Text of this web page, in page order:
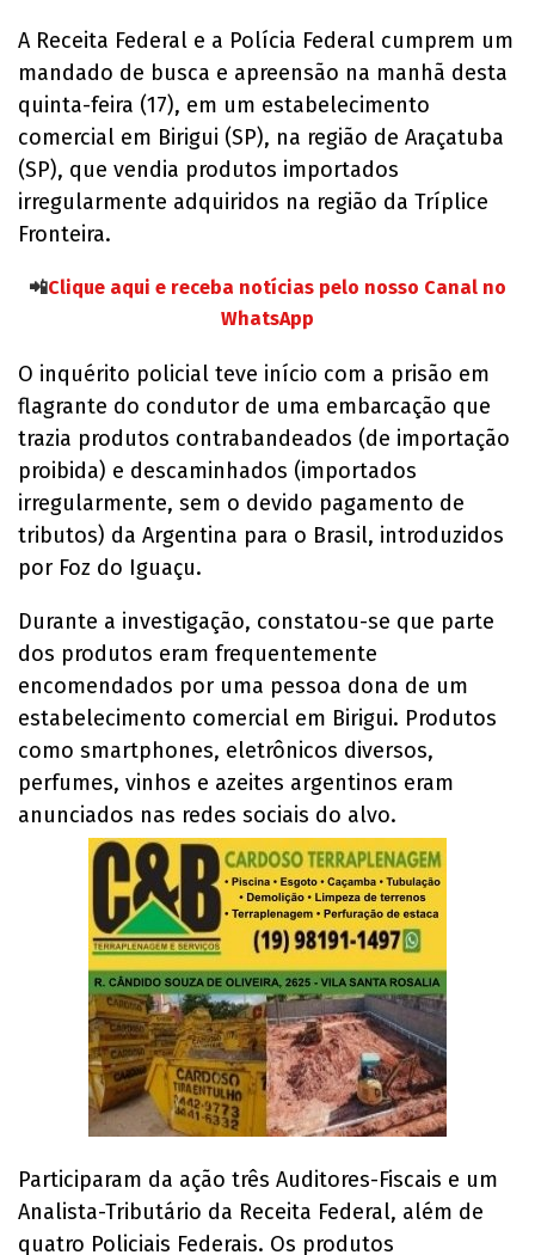
A Receita Federal e a Polícia Federal cumprem um
mandado de busca e apreensão na manhã desta
quinta-feira (17), em um estabelecimento
comercial em Birigui (SP), na região de Araçatuba
(SP), que vendia produtos importados
irregularmente adquiridos na região da Tríplice
Fronteira.
📲Clique aqui e receba notícias pelo nosso Canal no
WhatsApp
O inquérito policial teve início com a prisão em
flagrante do condutor de uma embarcação que
trazia produtos contrabandeados (de importação
proibida) e descaminhados (importados
irregularmente, sem o devido pagamento de
tributos) da Argentina para o Brasil, introduzidos
por Foz do Iguaçu.
Durante a investigação, constatou-se que parte
dos produtos eram frequentemente
encomendados por uma pessoa dona de um
estabelecimento comercial em Birigui. Produtos
como smartphones, eletrônicos diversos,
perfumes, vinhos e azeites argentinos eram
anunciados nas redes sociais do alvo.
Participaram da ação três Auditores-Fiscais e um
Analista-Tributário da Receita Federal, além de
quatro Policiais Federais. Os produtos